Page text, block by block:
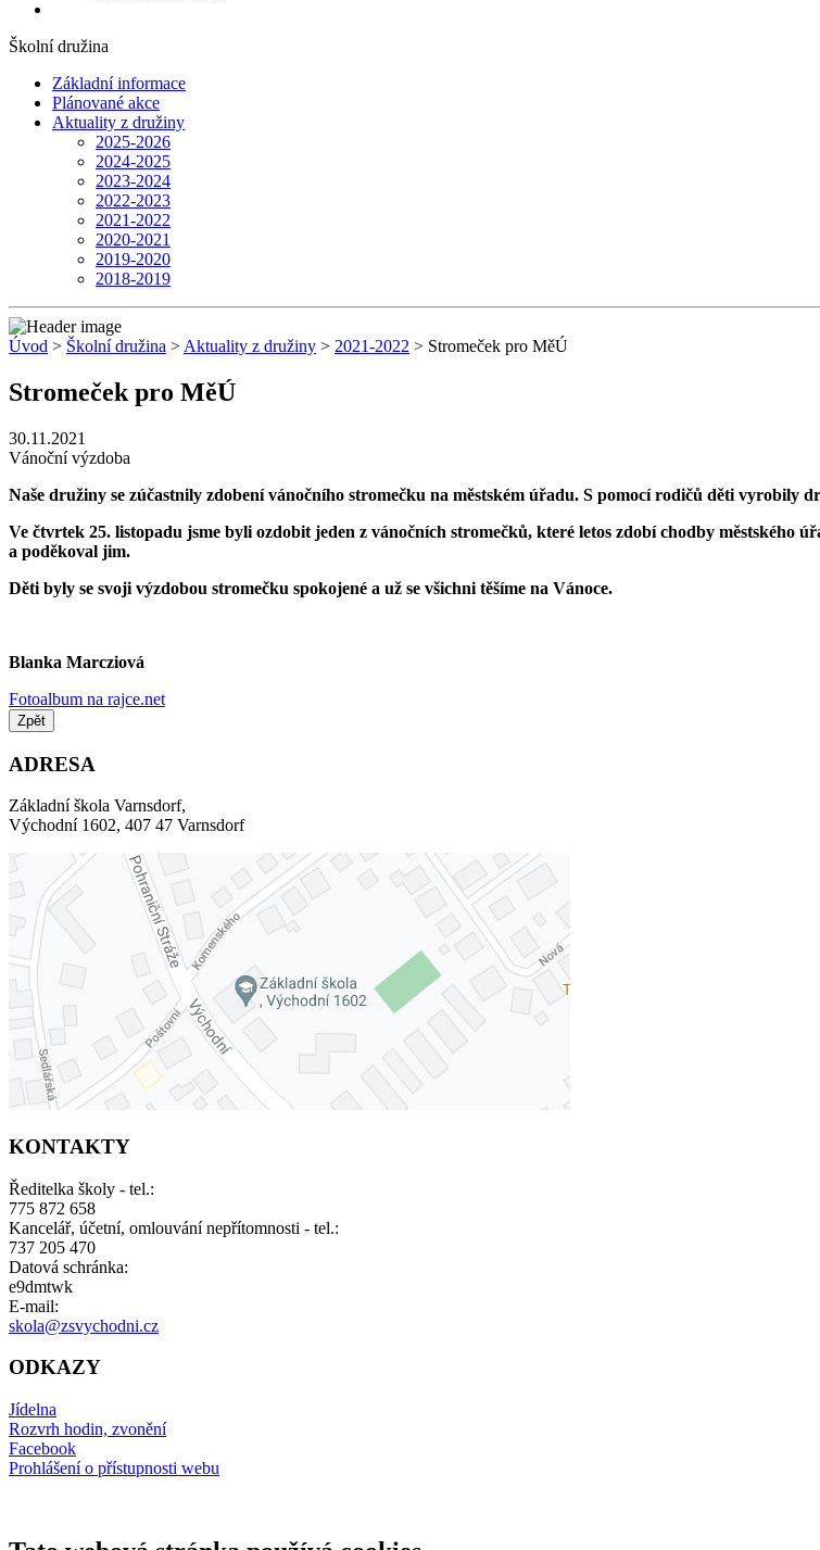
Školní družina
Základní informace
Plánované akce
Aktuality z družiny
2025-2026
2024-2025
2023-2024
2022-2023
2021-2022
2020-2021
2019-2020
2018-2019
Úvod > Školní družina > Aktuality z družiny > 2021-2022 > Stromeček pro MěÚ
Stromeček pro MěÚ
30.11.2021
Vánoční výzdoba
Naše družiny se zúčastnily zdobení vánočního stromečku na městském úřadu. S pomocí rodičů děti vyrobily
Ve čtvrtek 25. listopadu jsme byli ozdobit jeden z vánočních stromečků, které letos zdobí chodby městského
a poděkoval jim.
Děti byly se svoji výzdobou stromečku spokojené a už se všichni těšíme na Vánoce.
Blanka Marcziová
Fotoalbum na rajce.net
Zpět
ADRESA
Základní škola Varnsdorf,
Východní 1602, 407 47 Varnsdorf
KONTAKTY
Ředitelka školy - tel.:
775 872 658
Kancelář, účetní, omlouvání nepřítomnosti - tel.:
737 205 470
Datová schránka:
e9dmtwk
E-mail:
skola@zsvychodni.cz
ODKAZY
Jídelna
Rozvrh hodin, zvonění
Facebook
Prohlášení o přístupnosti webu